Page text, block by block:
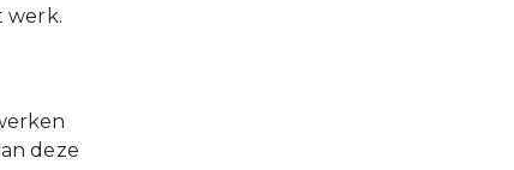
werk.
deze